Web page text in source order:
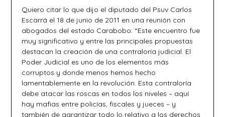
Quiero citar lo que dijo el diputado del Psuv Carlos
Escarrá el 18 de junio de 2011 en una reunión con
abogados del estado Carabobo: “Este encuentro fue
muy significativo y entre las principales propuestas
destacan la creación de una contraloría judicial. El
Poder Judicial es uno de los elementos más
corruptos y donde menos hemos hecho
lamentablemente en la revolución. Esta contraloría
debe atacar las roscas en todos los niveles – aquí
hay mafias entre policías, fiscales y jueces – y
también de garantizar todo lo relativo a los derechos